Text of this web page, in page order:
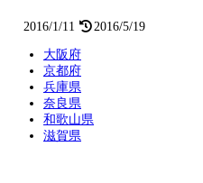
2016/1/11 2016/5/19
大阪府
京都府
兵庫県
奈良県
和歌山県
滋賀県